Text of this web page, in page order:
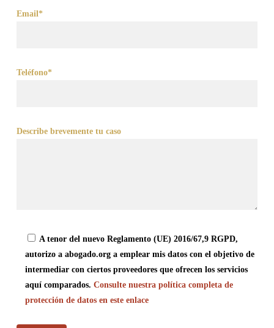
Email*
Teléfono*
Describe brevemente tu caso
A tenor del nuevo Reglamento (UE) 2016/67,9 RGPD,
autorizo a abogado.org a emplear mis datos con el objetivo de
intermediar con ciertos proveedores que ofrecen los servicios
aquí comparados. Consulte nuestra política completa de
protección de datos en este enlace